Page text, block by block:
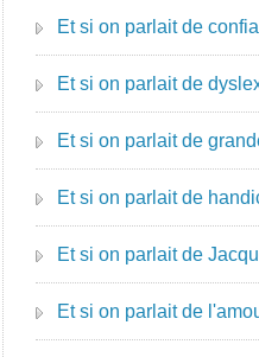
Et si on parlait de
Et si on parlait de
Et si on parlait de
Et si on parlait de
Et si on parlait de
Et si on parlait de